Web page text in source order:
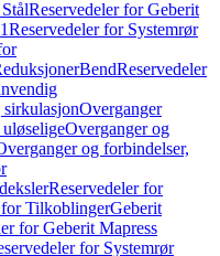
Reservedeler for Geberit
Reservedeler for Systemrør
BendReservedeler
Overganger
Overganger og
og forbindelser,
Reservedeler for
for TilkoblingerGeberit
for Geberit Mapress
for Systemrør